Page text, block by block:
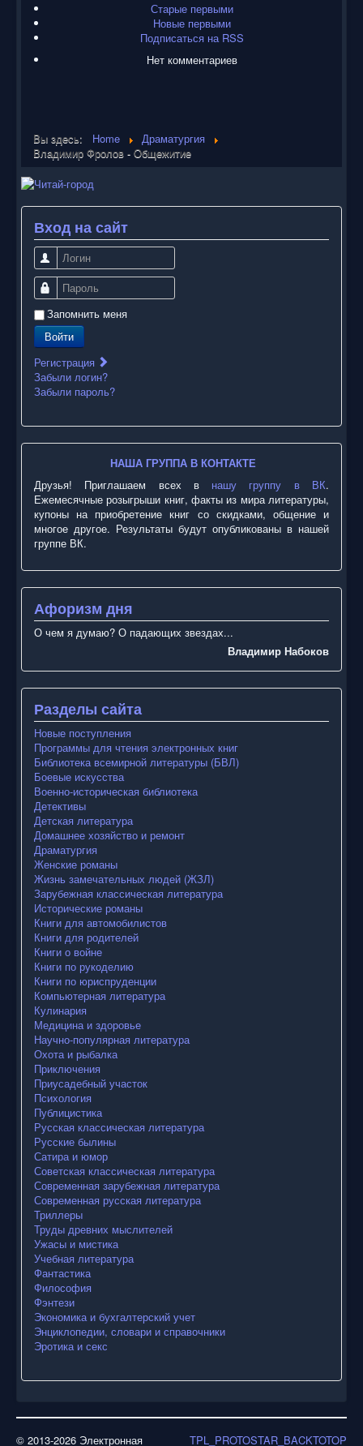
Старые первыми
Новые первыми
Подписаться на RSS
Нет комментариев
Вы здесь: Home
Драматургия
Владимир Фролов - Общежитие
Вход на сайт
Логин
Пароль
Запомнить меня
Войти
Регистрация
Забыли логин?
Забыли пароль?
НАША ГРУППА В КОНТАКТЕ
Друзья! Приглашаем всех в нашу группу в ВК.
Ежемесячные розыгрыши книг, факты из мира литературы,
купоны на приобретение книг со скидками, общение и
многое другое. Результаты будут опубликованы в нашей
группе ВК.
Афоризм дня
О чем я думаю? О падающих звездах...
Владимир Набоков
Разделы сайта
Новые поступления
Программы для чтения электронных книг
Библиотека всемирной литературы (БВЛ)
Боевые искусства
Военно-историческая библиотека
Детективы
Детская литература
Домашнее хозяйство и ремонт
Драматургия
Женские романы
Жизнь замечательных людей (ЖЗЛ)
Зарубежная классическая литература
Исторические романы
Книги для автомобилистов
Книги для родителей
Книги о войне
Книги по рукоделию
Книги по юриспруденции
Компьютерная литература
Кулинария
Медицина и здоровье
Научно-популярная литература
Охота и рыбалка
Приключения
Приусадебный участок
Психология
Публицистика
Русская классическая литература
Русские былины
Сатира и юмор
Советская классическая литература
Современная зарубежная литература
Современная русская литература
Триллеры
Труды древних мыслителей
Ужасы и мистика
Учебная литература
Фантастика
Философия
Фэнтези
Экономика и бухгалтерский учет
Энциклопедии, словари и справочники
Эротика и секс
TPL_PROTOSTAR_BACKTOTOP
© 2013-2026 Электронная